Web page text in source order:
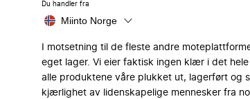
Du handler fra
Miinto Norge
I motsetning til de fleste andre
eget lager. Vi eier faktisk ingen klær i det
alle produktene våre plukket ut, lagerført og
kjærlighet av lidenskapelige mennesker fra